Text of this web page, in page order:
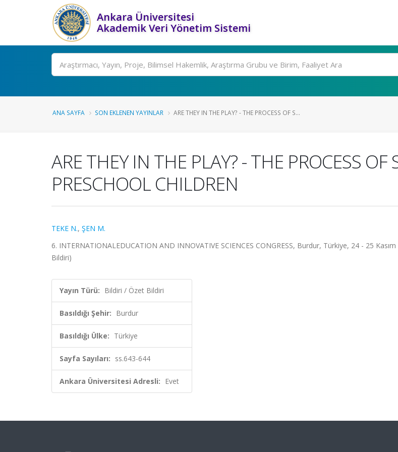
Ankara Üniversitesi
Akademik Veri Yönetim Sistemi
Ara
ANA SAYFA SON EKLENEN YAYINLAR ARE THEY IN THE PLAY? - THE PROCESS OF S...
ARE THEY IN THE PLAY? - THE PROCESS
PRESCHOOL CHILDREN
TEKE N., ŞEN M.
6. INTERNATIONALEDUCATION AND INNOVATIVE SCIENCES CONGRESS, Burdur, Türkiye, 24 - 25
Bildiri)
Yayın Türü: Bildiri / Özet Bildiri
Basıldığı Şehir: Burdur
Basıldığı Ülke: Türkiye
Sayfa Sayıları: ss.643-644
Ankara Üniversitesi Adresli: Evet